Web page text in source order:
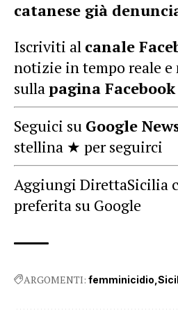
catanese già
Iscriviti al canale
notizie in tempo reale
sullapagina Facebook
Seguici su Google
stellina ★ per seguirci
Aggiungi DirettaSicilia
preferita su Google
ARGOMENTI: femminicidio